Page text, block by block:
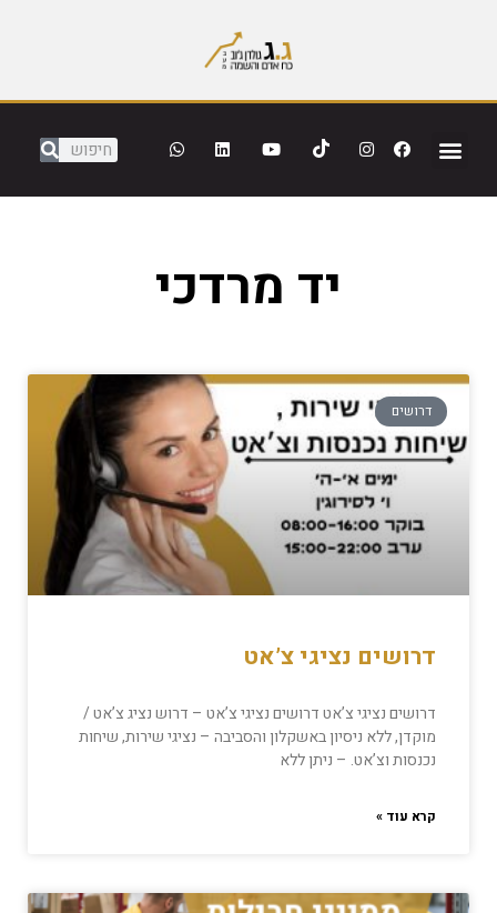
יד מרדכי
דרושים
דרושים נציגי צ’אט
דרושים נציגי צ’אט דרושים נציגי צ’אט – דרוש נציג צ’אט /
מוקדן, ללא ניסיון באשקלון והסביבה – נציגי שירות, שיחות
נכנסות וצ’אט. – ניתן ללא
קרא עוד »